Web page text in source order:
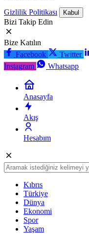
Gizlilik Politikası Kabul
Bizi Takip Edin
Bize Katılın
Facebook
Twitter
Instagram
Whatsapp
Anasayfa
Akış
Hesabım
Kıbrıs
Türkiye
Dünya
Ekonomi
Spor
Yaşam